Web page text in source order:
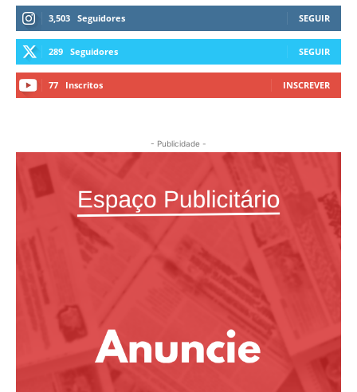
3,503 Seguidores SEGUIR
289 Seguidores SEGUIR
77 Inscritos INSCREVER
- Publicidade -